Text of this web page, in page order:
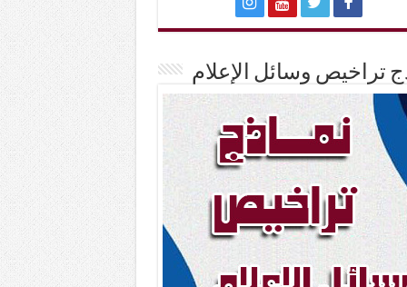
تراخيص وسائل الإعلام